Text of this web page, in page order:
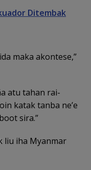
Ditembak
maka akontese,”
atu tahan rai-
katak tanba ne’e
sira.”
liu iha Myanmar